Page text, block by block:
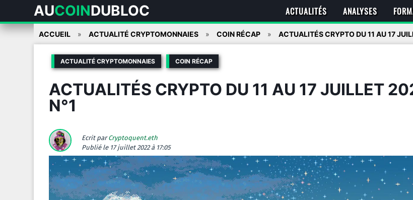
AUCOINDUBLOC ACTUALITÉS ANALYSES
Skip
ACCUEIL ACTUALITÉ CRYPTOMONNAIES COIN RÉCAP ACTUALITÉS CRYPTO DU 11 AU 17
ACTUALITÉ CRYPTOMONNAIES COIN RÉCAP
ACTUALITÉS CRYPTO DU 11 AU 17 JUILLET
N°1
Ecrit parCryptoquent.eth
Publié le 17 juillet 2022 à 17:05